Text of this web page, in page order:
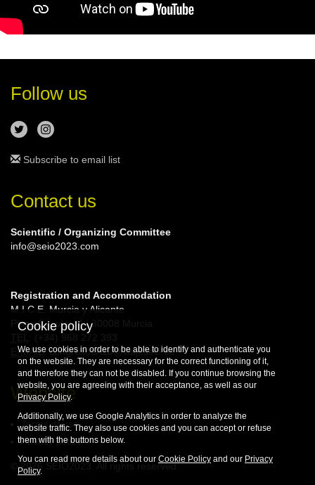
Follow us
Subscribe to email list
Contact us
Scientific / Organizing Committee
info@seio2023.com
Registration and Accommodation
M.I.C.E. Murcia y Alicante
Plaza Circular, 4 | 30008 Murcia
E-MAIL: congresosA10@viajeseci.es
Website
Terms of use
Privacy policy
© 2026 SEIO2023. All rights reserved
Cookie policy
We use cookies in order to be able to identify and authenticate you
on the website. They are necessary for the correct functioning of it,
and therefore they can not be disabled. If you continue browsing the
website, you are agreeing with their acceptance, as well as our
Privacy Policy.
Additionally, we use Google Analytics in order to analyze the
website traffic. They also use cookies and you can accept or refuse
them with the buttons below.
You can read more details about our Cookie Policy and our Privacy
Policy.